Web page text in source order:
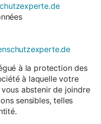
à la protection des
à laquelle votre
abstenir de joindre
sensibles, telles